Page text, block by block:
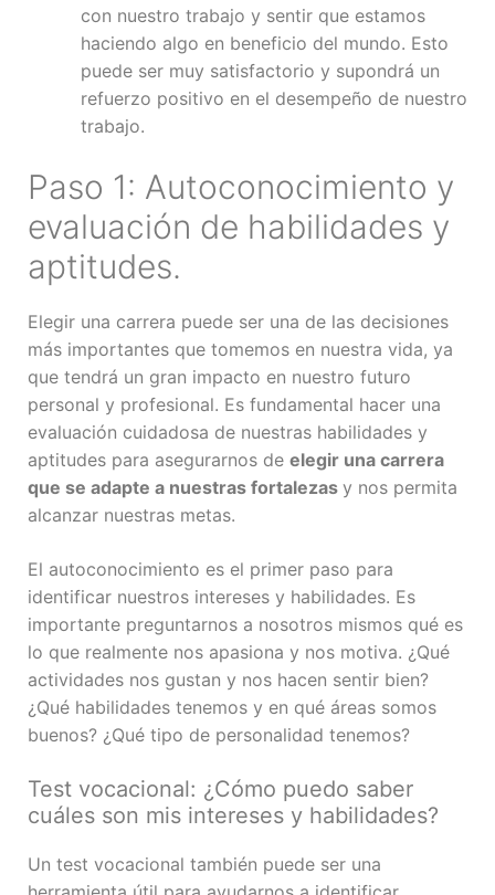
con nuestro trabajo y sentir que estamos
haciendo algo en beneficio del mundo. Esto
puede ser muy satisfactorio y supondrá un
refuerzo positivo en el desempeño de nuestro
trabajo.
Paso 1: Autoconocimiento y
evaluación de habilidades y
aptitudes.
Elegir una carrera puede ser una de las decisiones
más importantes que tomemos en nuestra vida, ya
que tendrá un gran impacto en nuestro futuro
personal y profesional. Es fundamental hacer una
evaluación cuidadosa de nuestras habilidades y
aptitudes para asegurarnos de elegir una carrera
que se adapte a nuestras fortalezas y nos permita
alcanzar nuestras metas.
El autoconocimiento es el primer paso para
identificar nuestros intereses y habilidades. Es
importante preguntarnos a nosotros mismos qué es
lo que realmente nos apasiona y nos motiva. ¿Qué
actividades nos gustan y nos hacen sentir bien?
¿Qué habilidades tenemos y en qué áreas somos
buenos? ¿Qué tipo de personalidad tenemos?
Test vocacional: ¿Cómo puedo saber
cuáles son mis intereses y habilidades?
Un test vocacional también puede ser una